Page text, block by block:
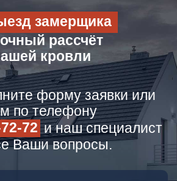
замерщика
рассчёт
кровли
форму заявки или
по телефону
72 и наш специалист
Ваши вопросы.